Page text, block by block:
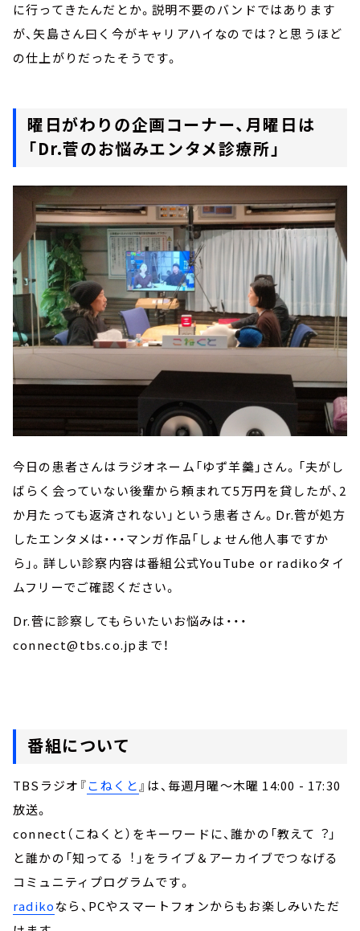
に行ってきたんだとか。説明不要のバンドではあります
が、矢島さん曰く今がキャリアハイなのでは？と思うほど
の仕上がりだったそうです。
曜日がわりの企画コーナー、月曜日は
「Dr.菅のお悩みエンタメ診療所」
今日の患者さんはラジオネーム「ゆず羊羹」さん。「夫がし
ばらく会っていない後輩から頼まれて5万円を貸したが、2
か月たっても返済されない」という患者さん。Dr.菅が処方
したエンタメは・・・マンガ作品「しょせん他人事ですか
ら」。詳しい診察内容は番組公式YouTube or radikoタイ
ムフリーでご確認ください。
Dr.菅に診察してもらいたいお悩みは・・・
connect@tbs.co.jpまで！
番組について
TBSラジオ『こねくと』は、毎週月曜～木曜 14:00 - 17:30
放送。
connect（こねくと）をキーワードに、誰かの「教えて︖」
と誰かの「知ってる︕」をライブ＆アーカイブでつなげる
コミュニティプログラムです。
radikoなら、PCやスマートフォンからもお楽しみいただ